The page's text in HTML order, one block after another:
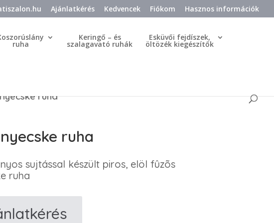
Ajánlatkérés Kedvencek Fiókom Hasznos információk
ruha
Keringő – és
szalagavató ruhák
Esküvői fejdíszek,
öltözék kiegészítők
ruha
ruha
sujtással készült piros, elöl fûzõs
ruha